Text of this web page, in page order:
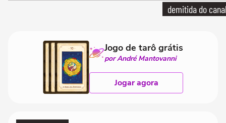
demitida do
Jogo de tarô grátis
por André Mantovanni
Jogar agora